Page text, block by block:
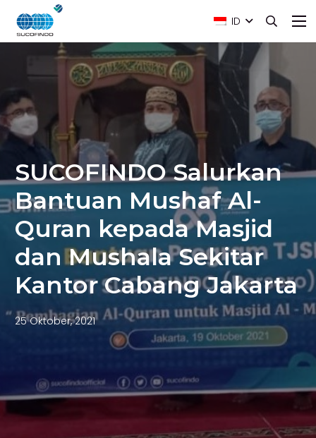
ID
SUCOFINDO Salurkan
Bantuan Mushaf Al-
Quran kepada Masjid
dan Mushala Sekitar
Kantor Cabang Jakarta
25 Oktober, 2021